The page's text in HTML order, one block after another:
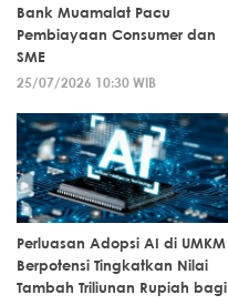
Bank Muamalat Pacu
Pembiayaan Consumer dan
SME
25/07/2026 10:30 WIB
Perluasan Adopsi AI di UMKM
Berpotensi Tingkatkan Nilai
Tambah Triliunan Rupiah bagi